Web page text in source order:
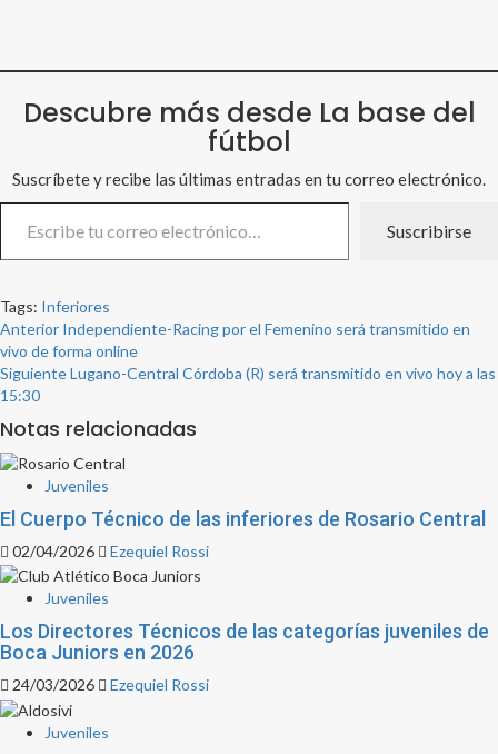
Descubre más desde La base del
fútbol
Suscríbete y recibe las últimas entradas en tu correo electrónico.
Escribe tu correo electrónico…
Suscribirse
Tags: Inferiores
Post
navigation
Anterior Independiente-Racing por el Femenino será transmitido en
vivo de forma online
SiguienteLugano-Central Córdoba (R) será transmitido en vivo hoy a las
15:30
Notas relacionadas
Juveniles
El Cuerpo Técnico de las inferiores de Rosario Central
02/04/2026 Ezequiel Rossi
Juveniles
Los Directores Técnicos de las categorías juveniles de
Boca Juniors en 2026
24/03/2026 Ezequiel Rossi
Juveniles